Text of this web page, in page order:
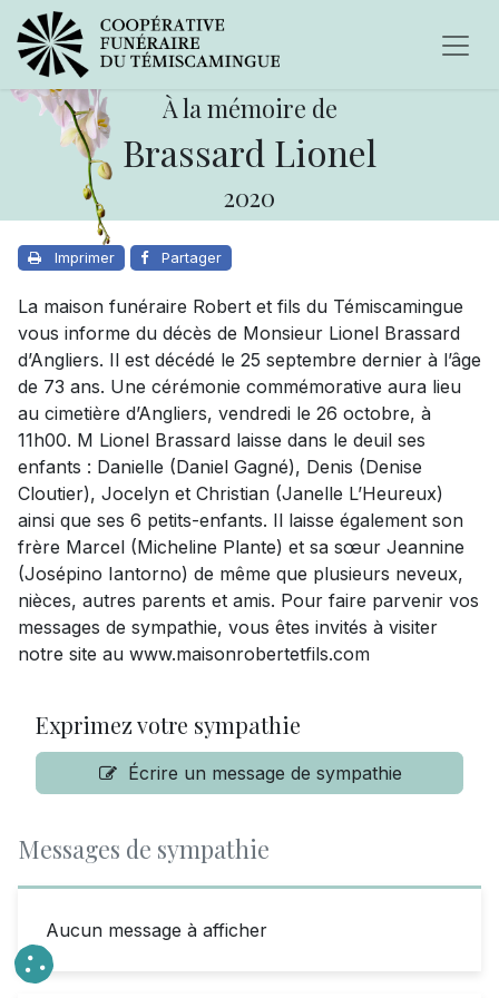
À la mémoire de
Brassard Lionel
2020
Imprimer Partager
La maison funéraire Robert et fils du Témiscamingue
vous informe du décès de Monsieur Lionel Brassard
d’Angliers. Il est décédé le 25 septembre dernier à l’âge
de 73 ans. Une cérémonie commémorative aura lieu
au cimetière d’Angliers, vendredi le 26 octobre, à
11h00. M Lionel Brassard laisse dans le deuil ses
enfants : Danielle (Daniel Gagné), Denis (Denise
Cloutier), Jocelyn et Christian (Janelle L’Heureux)
ainsi que ses 6 petits-enfants. Il laisse également son
frère Marcel (Micheline Plante) et sa sœur Jeannine
(Josépino Iantorno) de même que plusieurs neveux,
nièces, autres parents et amis. Pour faire parvenir vos
messages de sympathie, vous êtes invités à visiter
notre site au www.maisonrobertetfils.com
Exprimez votre sympathie
Écrire un message de sympathie
Messages de sympathie
Aucun message à afficher